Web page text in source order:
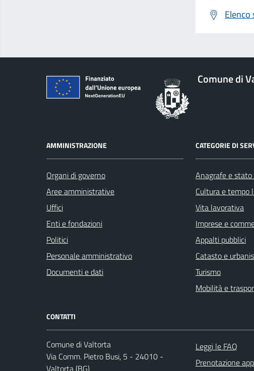
Comune di
AMMINISTRAZIONE
Organi di governo
Aree amministrative
Uffici
Enti e fondazioni
Politici
Personale amministrativo
Documenti e dati
CATEGORIE DI
Anagrafe e stato
Cultura e tempo
Vita lavorativa
Imprese e
Appalti pubblici
Catasto e
Turismo
Mobilità e
CONTATTI
Comune di Valtorta
Via Comm. Pietro Busi, 5 - 24010 -
Valtorta (BG)
Leggi le FAQ
Prenotazione